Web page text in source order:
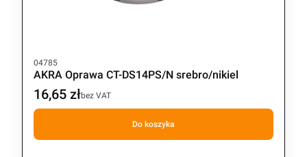
Kod produktu
04785
AKRA Oprawa CT-DS14PS/N srebro/nikiel
Cena
16,65 złbez VAT
Do koszyka